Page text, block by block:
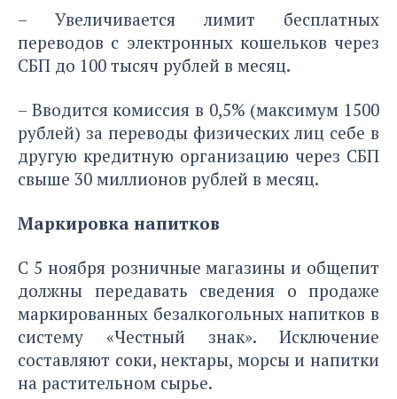
– Увеличивается лимит бесплатных
переводов с электронных кошельков через
СБП до 100 тысяч рублей в месяц.
– Вводится комиссия в 0,5% (максимум 1500
рублей) за переводы физических лиц себе в
другую кредитную организацию через СБП
свыше 30 миллионов рублей в месяц.
Маркировка напитков
С 5 ноября розничные магазины и общепит
должны передавать сведения о продаже
маркированных безалкогольных напитков в
систему «Честный знак». Исключение
составляют соки, нектары, морсы и напитки
на растительном сырье.